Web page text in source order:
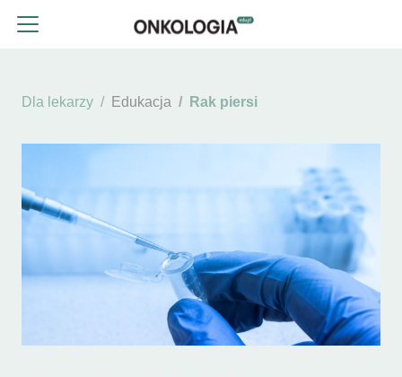
Dla lekarzy Edukacja Rak piersi